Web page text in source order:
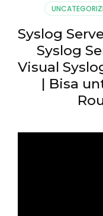
Syslog
Syslog
Visual
| Bisa